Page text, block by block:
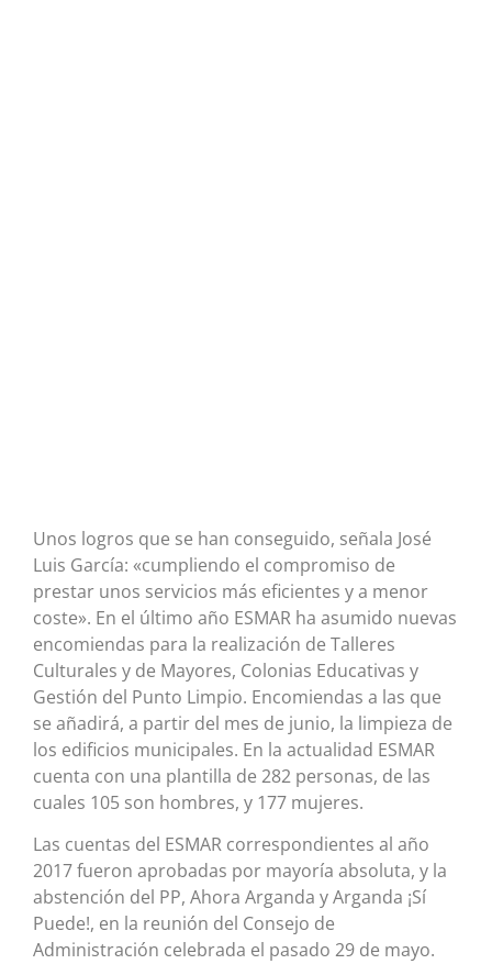
Unos logros que se han conseguido, señala José
Luis García: «cumpliendo el compromiso de
prestar unos servicios más eficientes y a menor
coste». En el último año ESMAR ha asumido nuevas
encomiendas para la realización de Talleres
Culturales y de Mayores, Colonias Educativas y
Gestión del Punto Limpio. Encomiendas a las que
se añadirá, a partir del mes de junio, la limpieza de
los edificios municipales. En la actualidad ESMAR
cuenta con una plantilla de 282 personas, de las
cuales 105 son hombres, y 177 mujeres.
Las cuentas del ESMAR correspondientes al año
2017 fueron aprobadas por mayoría absoluta, y la
abstención del PP, Ahora Arganda y Arganda ¡Sí
Puede!, en la reunión del Consejo de
Administración celebrada el pasado 29 de mayo.